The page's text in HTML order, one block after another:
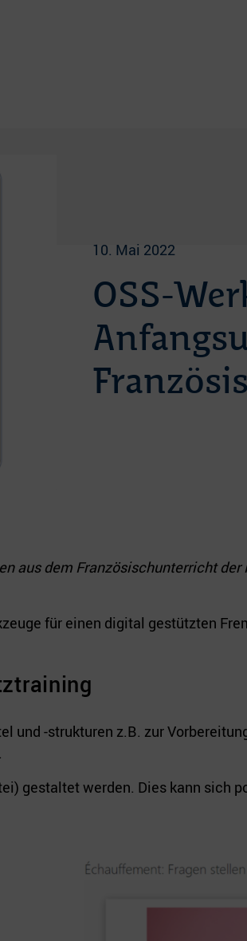
10. Mai 2022
OSS-
aus dem Französischunterricht
für einen digital gestützten
-strukturen z.B. zur
gestaltet werden. Dies kann sich